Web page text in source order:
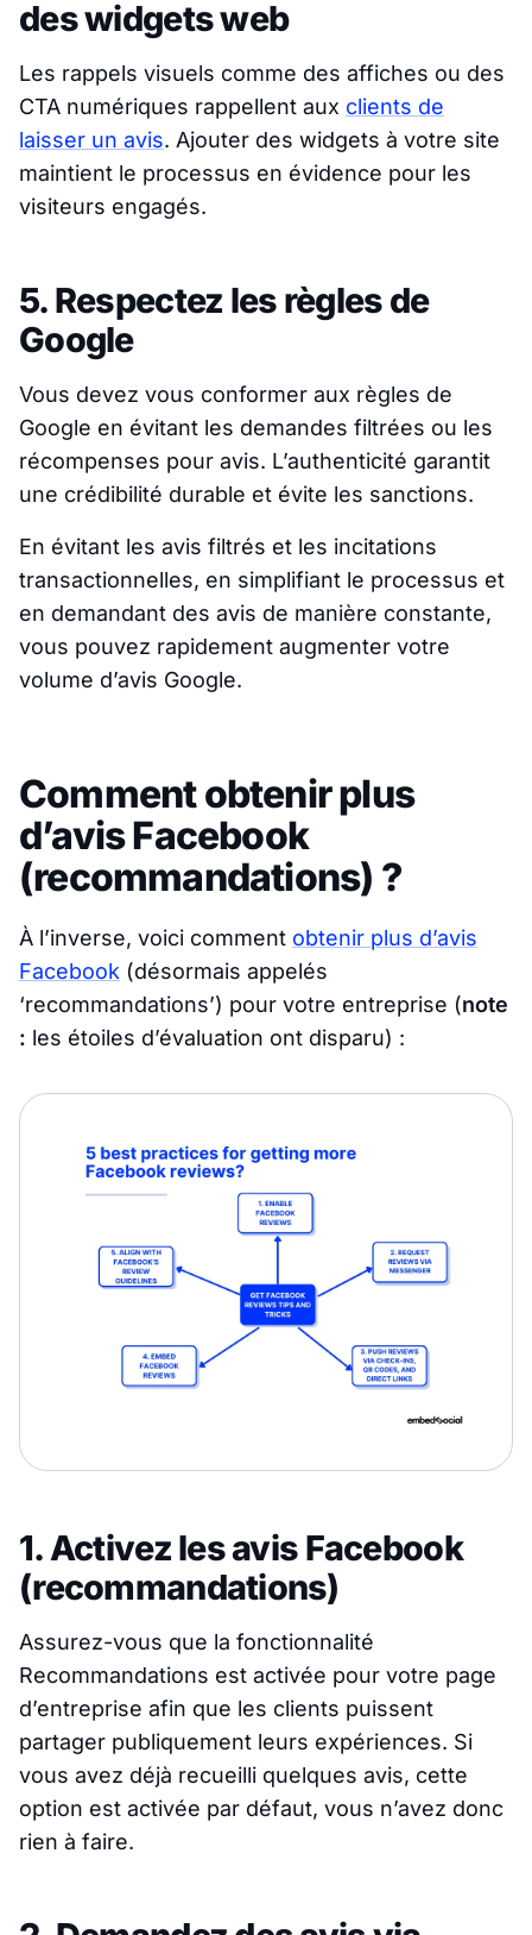
des widgets web
Les rappels visuels comme des affiches ou des
CTA numériques rappellent aux clients de
laisser un avis. Ajouter des widgets à votre site
maintient le processus en évidence pour les
visiteurs engagés.
5. Respectez les règles de
Google
Vous devez vous conformer aux règles de
Google en évitant les demandes filtrées ou les
récompenses pour avis. L’authenticité garantit
une crédibilité durable et évite les sanctions.
En évitant les avis filtrés et les incitations
transactionnelles, en simplifiant le processus et
en demandant des avis de manière constante,
vous pouvez rapidement augmenter votre
volume d’avis Google.
Comment obtenir plus
d’avis Facebook
(recommandations) ?
À l’inverse, voici comment obtenir plus d’avis
Facebook (désormais appelés
‘recommandations’) pour votre entreprise (note
: les étoiles d’évaluation ont disparu) :
1. Activez les avis Facebook
(recommandations)
Assurez-vous que la fonctionnalité
Recommandations est activée pour votre page
d’entreprise afin que les clients puissent
partager publiquement leurs expériences. Si
vous avez déjà recueilli quelques avis, cette
option est activée par défaut, vous n’avez donc
rien à faire.